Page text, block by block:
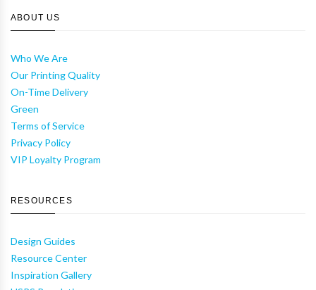
ABOUT US
Who We Are
Our Printing Quality
On-Time Delivery
Green
Terms of Service
Privacy Policy
VIP Loyalty Program
RESOURCES
Design Guides
Resource Center
Inspiration Gallery